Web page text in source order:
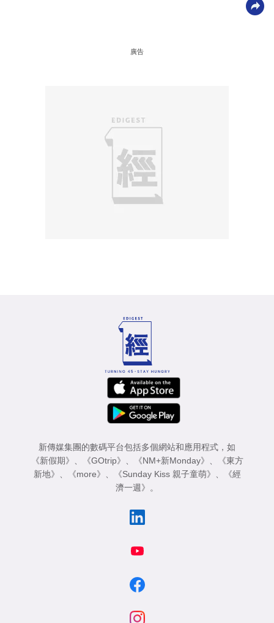
廣告
新傳媒集團的數碼平台包括多個網站和應用程式，如
《新假期》
《GOtrip》 《NM+新Monday》
《東方
新地》
《more》 《Sunday Kiss 親子童萌》
《經
濟一週》
。